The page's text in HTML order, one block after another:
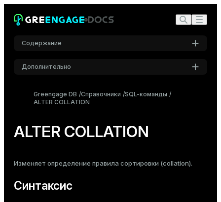
Содержание
Синтаксис
Параметры
Дополнительно
Greengage DB Справочники SQL-команды
ALTER COLLATION
ALTER COLLATION
Изменяет определение правила сортировки (collation).
Синтаксис